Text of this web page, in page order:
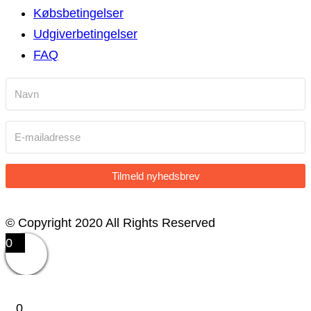
Købsbetingelser
Udgiverbetingelser
FAQ
Tilmeld nyhedsbrev
© Copyright 2020 All Rights Reserved
0